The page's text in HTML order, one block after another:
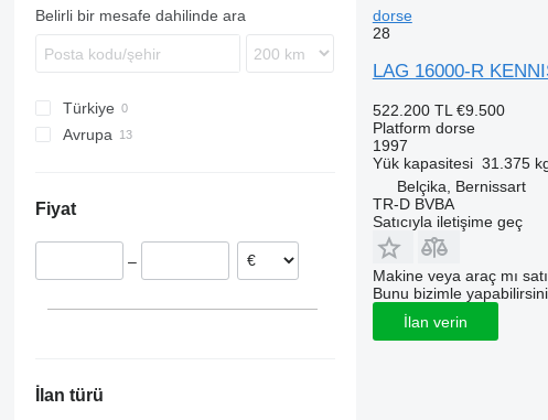
Belirli bir mesafe dahilinde ara
Türkiye
Avrupa
Fiyat
–
İlan türü
dorse
28
LAG 16000-R
522.200 TL €9.500
Platform dorse
1997
Yük kapasitesi 31.375
Belçika, Bernissart
TR-D BVBA
Satıcıyla iletişime geç
Makine veya araç mı
Bunu bizimle
İlan verin